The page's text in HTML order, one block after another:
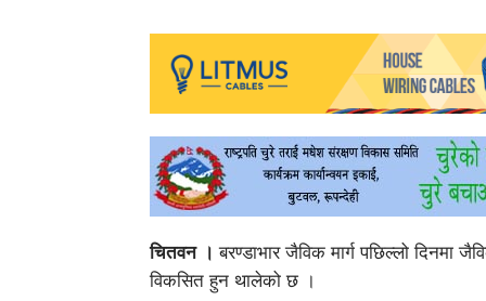
चितवन ।बरण्डाभार जैविक मार्ग पछिल्लो दिनमा
विकसित हुन थालेको छ ।